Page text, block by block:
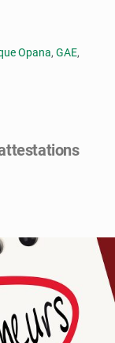
Opana, GAE,